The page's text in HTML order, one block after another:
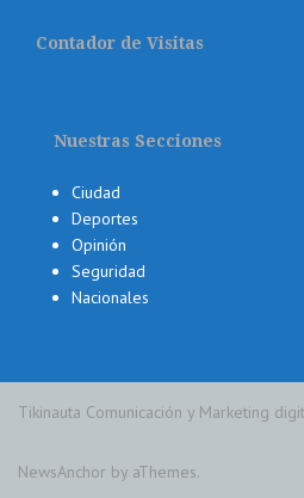
Contador de Visitas
Nuestras Secciones
Ciudad
Deportes
Opinión
Seguridad
Nacionales
Tikinauta Comunicación y Marketing
NewsAnchor by aThemes.